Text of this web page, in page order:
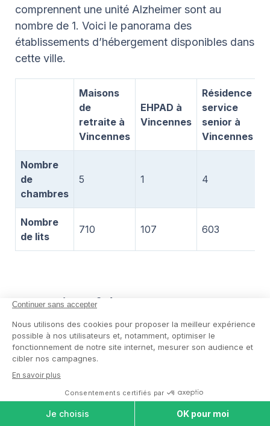
comprennent une unité Alzheimer sont au
nombre de 1. Voici le panorama des
établissements d’hébergement disponibles dans
cette ville.
Maisons
de
retraite à
Vincennes
EHPAD à
Vincennes
Résidence
service
senior à
Vincennes
Nombre
de
chambres
5 1 4
Nombre
de lits
710 107 603
Questions fréquentes
Combien y a-t-il de maisons de
retraite à Vincennes ?